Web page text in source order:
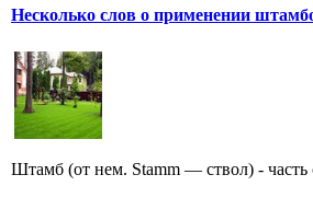
Несколько слов о применении
Штамб (от нем. Stamm — ствол) - часть